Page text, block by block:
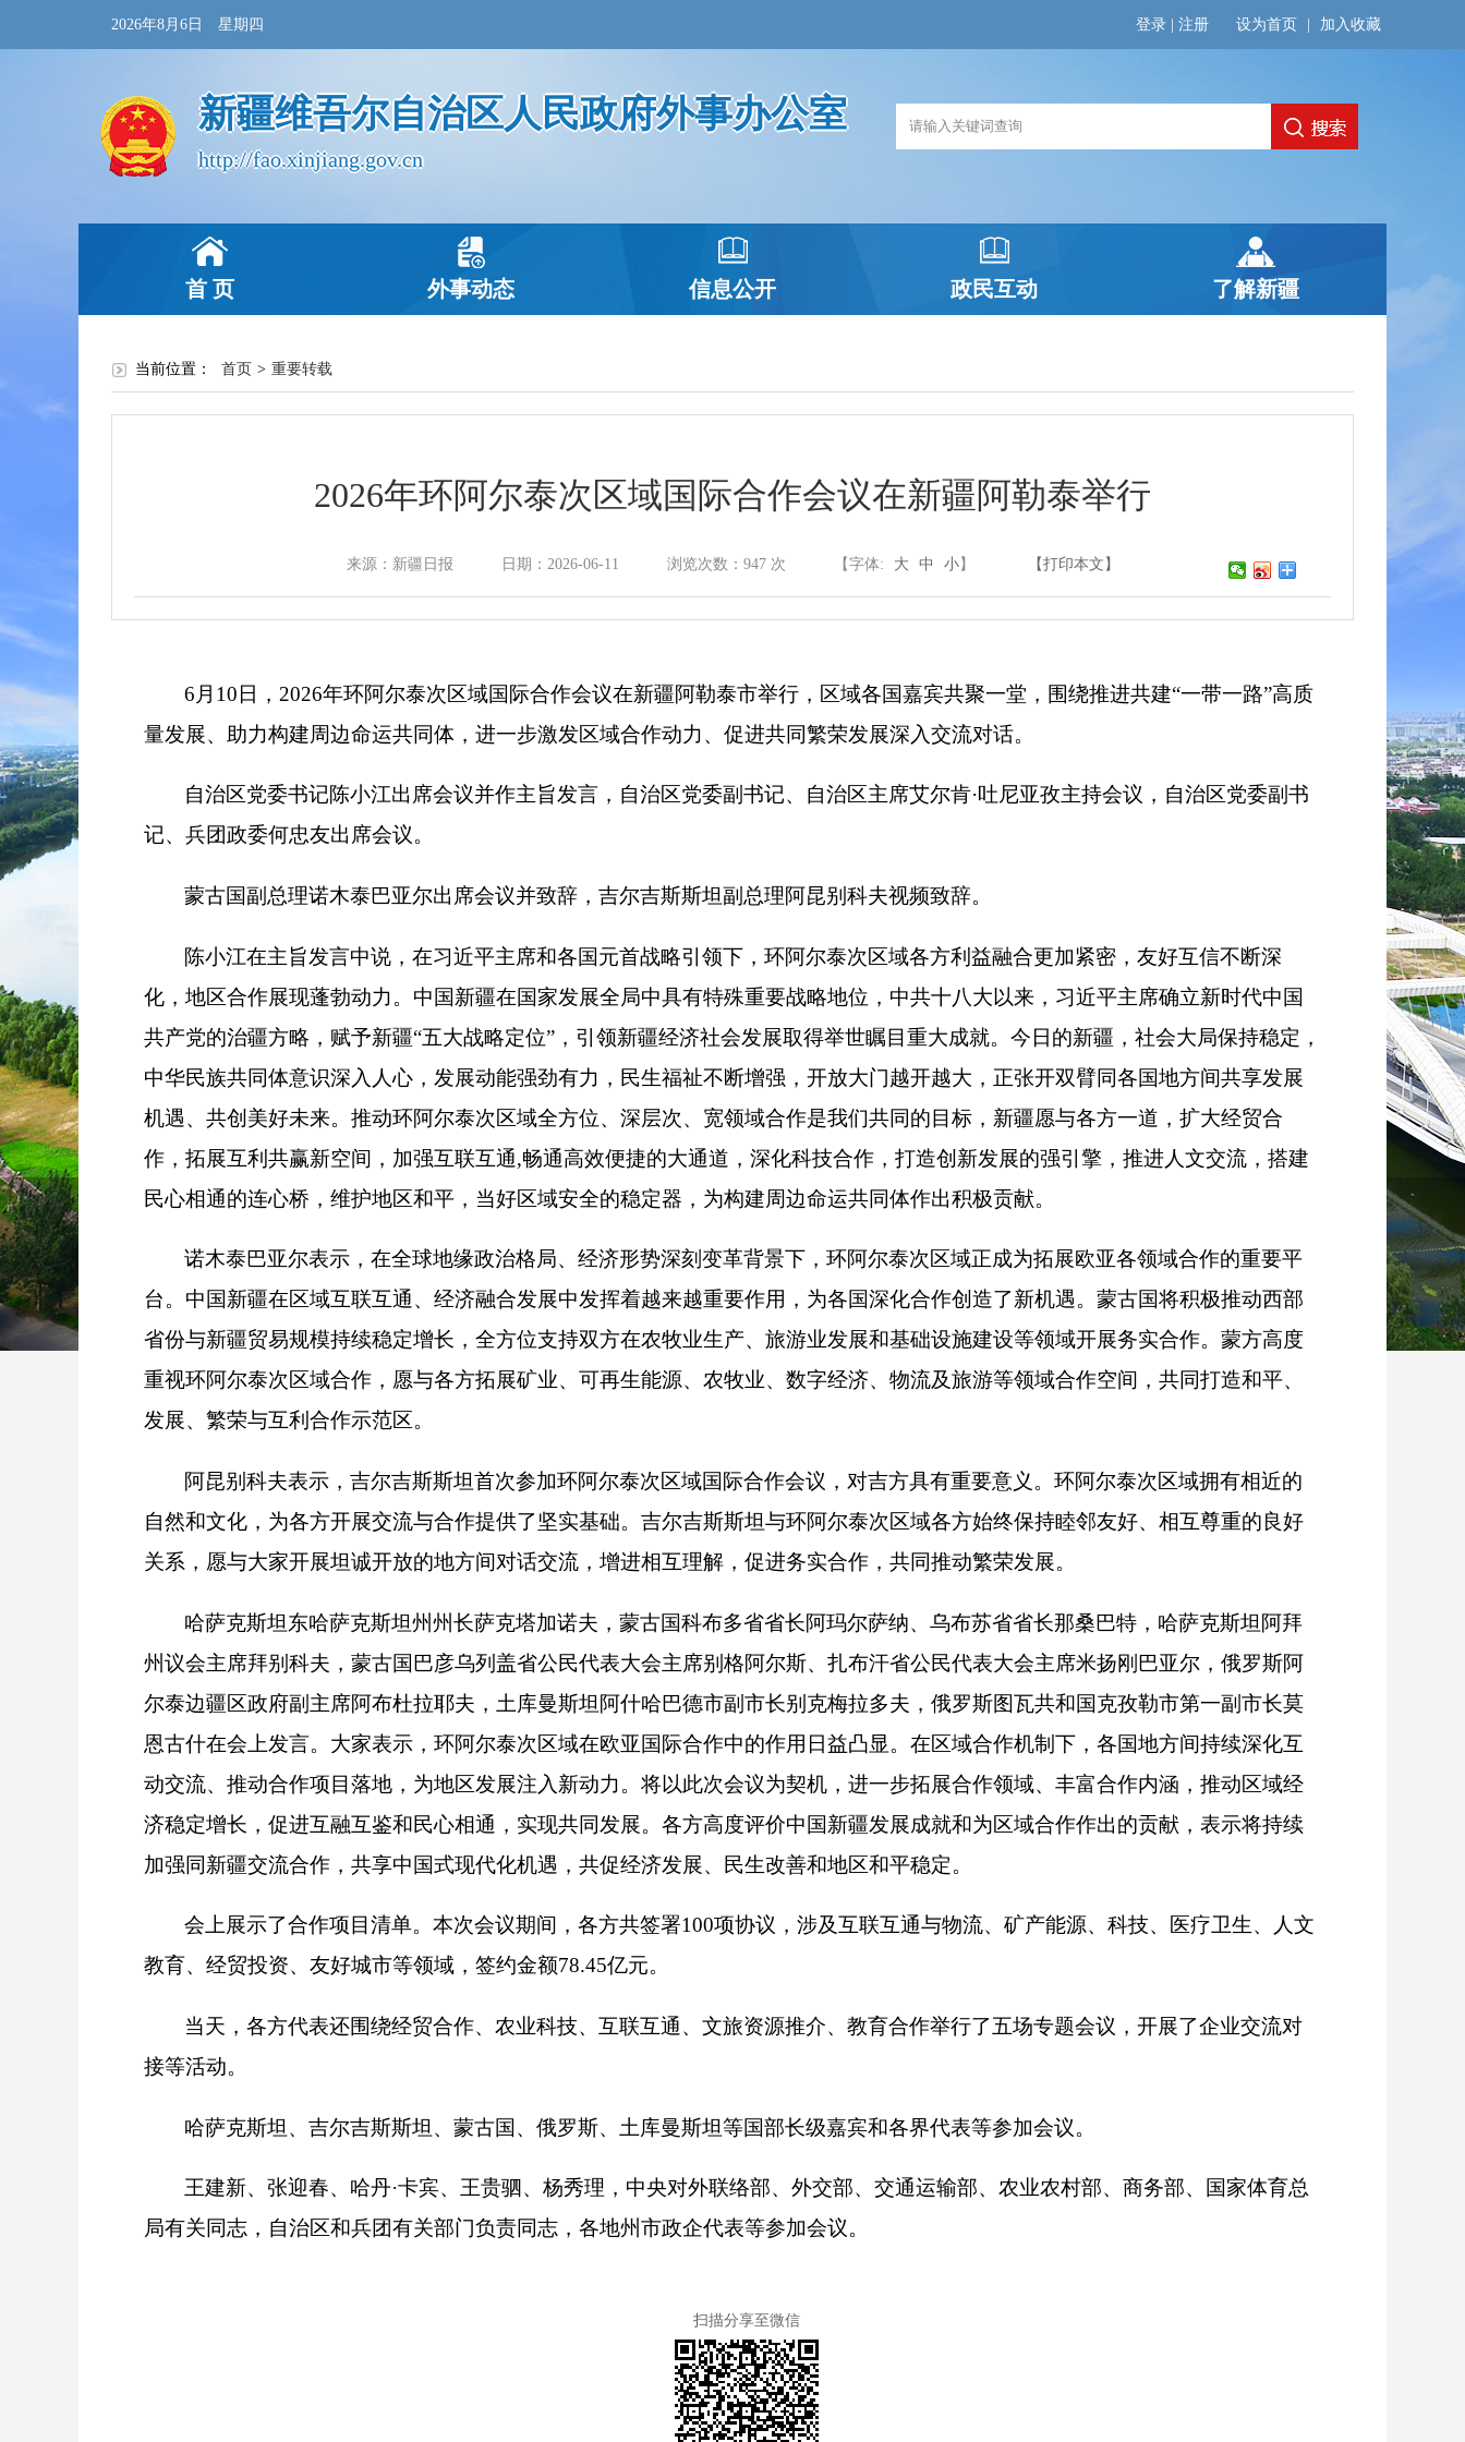
2026年8月6日 星期四 设为首页 加入收藏
登录 注册
新疆维吾尔自治区人民政府外事办公室
http://fao.xinjiang.gov.cn
首 页 外事动态 信息公开
政府信息公开指南
政府信息公开制度
法定主动公开内容
依申请公开
政府信息公开年报
政民互动 了解新疆
当前位置： 首页 > 重要转载
2026年环阿尔泰次区域国际合作会议在新疆阿勒泰举行
来源：新疆日报 日期：2026-06-11 浏览次数： 947次 【字体: 大 中 小】 【打印本文】
6月10日，2026年环阿尔泰次区域国际合作会议在新疆阿勒泰市举行，区域各国嘉宾共聚一堂，围绕推进共建“一带一路”高质
量发展、助力构建周边命运共同体，进一步激发区域合作动力、促进共同繁荣发展深入交流对话。
自治区党委书记陈小江出席会议并作主旨发言，自治区党委副书记、自治区主席艾尔肯·吐尼亚孜主持会议，自治区党委副书
记、兵团政委何忠友出席会议。
蒙古国副总理诺木泰巴亚尔出席会议并致辞，吉尔吉斯斯坦副总理阿昆别科夫视频致辞。
陈小江在主旨发言中说，在习近平主席和各国元首战略引领下，环阿尔泰次区域各方利益融合更加紧密，友好互信不断深
化，地区合作展现蓬勃动力。中国新疆在国家发展全局中具有特殊重要战略地位，中共十八大以来，习近平主席确立新时代中国
共产党的治疆方略，赋予新疆“五大战略定位”，引领新疆经济社会发展取得举世瞩目重大成就。今日的新疆，社会大局保持稳定，
中华民族共同体意识深入人心，发展动能强劲有力，民生福祉不断增强，开放大门越开越大，正张开双臂同各国地方间共享发展
机遇、共创美好未来。推动环阿尔泰次区域全方位、深层次、宽领域合作是我们共同的目标，新疆愿与各方一道，扩大经贸合
作，拓展互利共赢新空间，加强互联互通,畅通高效便捷的大通道，深化科技合作，打造创新发展的强引擎，推进人文交流，搭建
民心相通的连心桥，维护地区和平，当好区域安全的稳定器，为构建周边命运共同体作出积极贡献。
诺木泰巴亚尔表示，在全球地缘政治格局、经济形势深刻变革背景下，环阿尔泰次区域正成为拓展欧亚各领域合作的重要平
台。中国新疆在区域互联互通、经济融合发展中发挥着越来越重要作用，为各国深化合作创造了新机遇。蒙古国将积极推动西部
省份与新疆贸易规模持续稳定增长，全方位支持双方在农牧业生产、旅游业发展和基础设施建设等领域开展务实合作。蒙方高度
重视环阿尔泰次区域合作，愿与各方拓展矿业、可再生能源、农牧业、数字经济、物流及旅游等领域合作空间，共同打造和平、
发展、繁荣与互利合作示范区。
阿昆别科夫表示，吉尔吉斯斯坦首次参加环阿尔泰次区域国际合作会议，对吉方具有重要意义。环阿尔泰次区域拥有相近的
自然和文化，为各方开展交流与合作提供了坚实基础。吉尔吉斯斯坦与环阿尔泰次区域各方始终保持睦邻友好、相互尊重的良好
关系，愿与大家开展坦诚开放的地方间对话交流，增进相互理解，促进务实合作，共同推动繁荣发展。
哈萨克斯坦东哈萨克斯坦州州长萨克塔加诺夫，蒙古国科布多省省长阿玛尔萨纳、乌布苏省省长那桑巴特，哈萨克斯坦阿拜
州议会主席拜别科夫，蒙古国巴彦乌列盖省公民代表大会主席别格阿尔斯、扎布汗省公民代表大会主席米扬刚巴亚尔，俄罗斯阿
尔泰边疆区政府副主席阿布杜拉耶夫，土库曼斯坦阿什哈巴德市副市长别克梅拉多夫，俄罗斯图瓦共和国克孜勒市第一副市长莫
恩古什在会上发言。大家表示，环阿尔泰次区域在欧亚国际合作中的作用日益凸显。在区域合作机制下，各国地方间持续深化互
动交流、推动合作项目落地，为地区发展注入新动力。将以此次会议为契机，进一步拓展合作领域、丰富合作内涵，推动区域经
济稳定增长，促进互融互鉴和民心相通，实现共同发展。各方高度评价中国新疆发展成就和为区域合作作出的贡献，表示将持续
加强同新疆交流合作，共享中国式现代化机遇，共促经济发展、民生改善和地区和平稳定。
会上展示了合作项目清单。本次会议期间，各方共签署100项协议，涉及互联互通与物流、矿产能源、科技、医疗卫生、人文
教育、经贸投资、友好城市等领域，签约金额78.45亿元。
当天，各方代表还围绕经贸合作、农业科技、互联互通、文旅资源推介、教育合作举行了五场专题会议，开展了企业交流对
接等活动。
哈萨克斯坦、吉尔吉斯斯坦、蒙古国、俄罗斯、土库曼斯坦等国部长级嘉宾和各界代表等参加会议。
王建新、张迎春、哈丹·卡宾、王贵驷、杨秀理，中央对外联络部、外交部、交通运输部、农业农村部、商务部、国家体育总
局有关同志，自治区和兵团有关部门负责同志，各地州市政企代表等参加会议。
扫描分享至微信